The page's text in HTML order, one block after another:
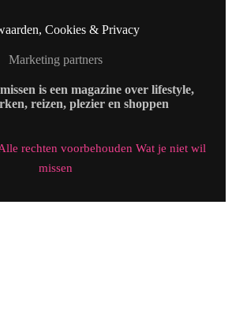
Cookies & Privacy
Marketing partners
is een magazine over lifestyle,
reizen, plezier en shoppen
rechten voorbehouden Wat je niet wil
missen